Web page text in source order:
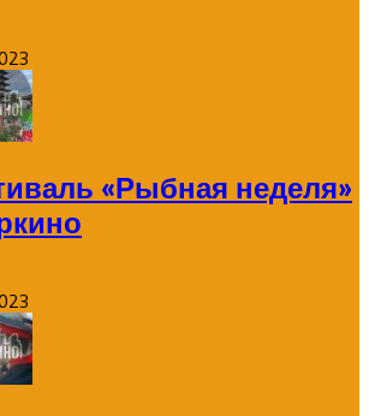
«Рыбная неделя»